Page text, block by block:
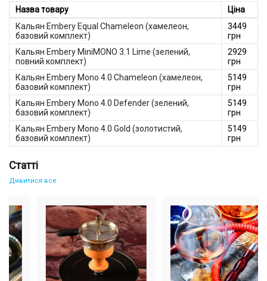
Назва товару
Ціна
Кальян Embery Equal Chameleon (хамелеон,
базовий комплект)
3449
грн
Кальян Embery MiniMONO 3.1 Lime (зелений,
повний комплект)
2929
грн
Кальян Embery Mono 4.0 Chameleon (хамелеон,
базовий комплект)
5149
грн
Кальян Embery Mono 4.0 Defender (зелений,
базовий комплект)
5149
грн
Кальян Embery Mono 4.0 Gold (золотистий,
базовий комплект)
5149
грн
Статті
Дивитися все